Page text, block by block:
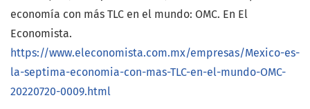
economía con más TLC en el mundo: OMC. En El
Economista.
https://www.eleconomista.com.mx/empresas/Mexico-es-
la-septima-economia-con-mas-TLC-en-el-mundo-OMC-
20220720-0009.html